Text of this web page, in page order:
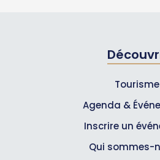
Tourisme
Agenda &
Inscrire un
Qui sommes-